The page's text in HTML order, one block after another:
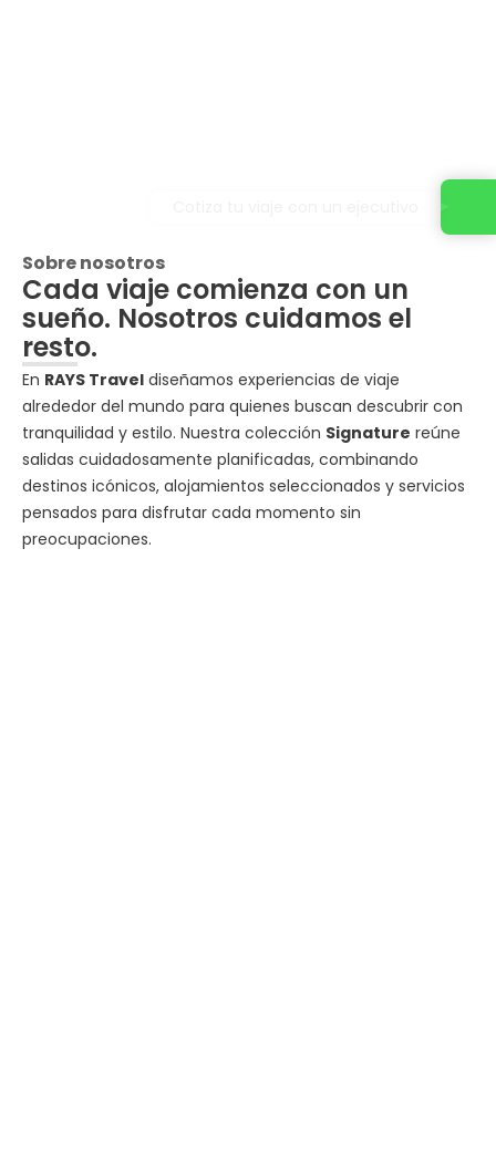
Sobre nosotros
Cada viaje comienza con un
sueño. Nosotros cuidamos el
resto.
En RAYS Travel diseñamos experiencias de viaje
alrededor del mundo para quienes buscan descubrir con
tranquilidad y estilo. Nuestra colección Signature reúne
salidas cuidadosamente planificadas, combinando
destinos icónicos, alojamientos seleccionados y servicios
pensados para disfrutar cada momento sin
preocupaciones.